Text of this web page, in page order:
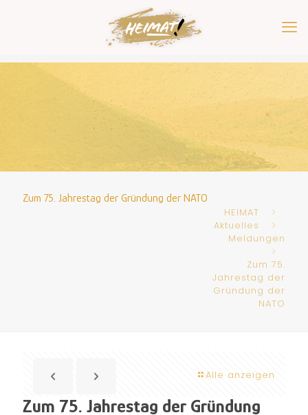
Zum 75. Jahrestag der Gründung der NATO
HEIMAT
Aktuelles
Meldungen
Zum 75.
Jahrestag der
Gründung der
NATO
Alle anzeigen
Zum 75. Jahrestag der Gründung